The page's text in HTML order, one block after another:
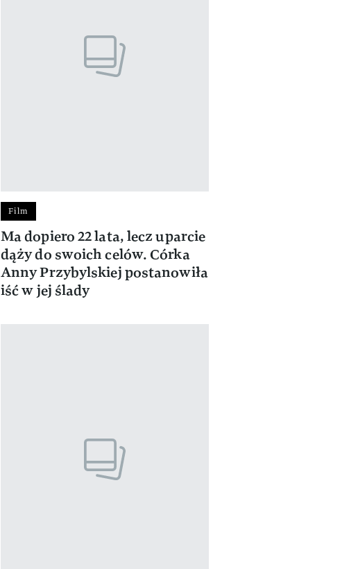
Film
Ma dopiero 22 lata, lecz uparcie
dąży do swoich celów. Córka
Anny Przybylskiej postanowiła
iść w jej ślady